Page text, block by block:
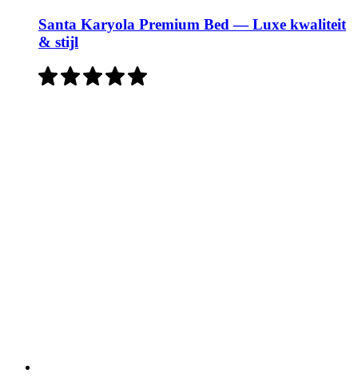
Santa Karyola Premium Bed — Luxe kwaliteit
& stijl